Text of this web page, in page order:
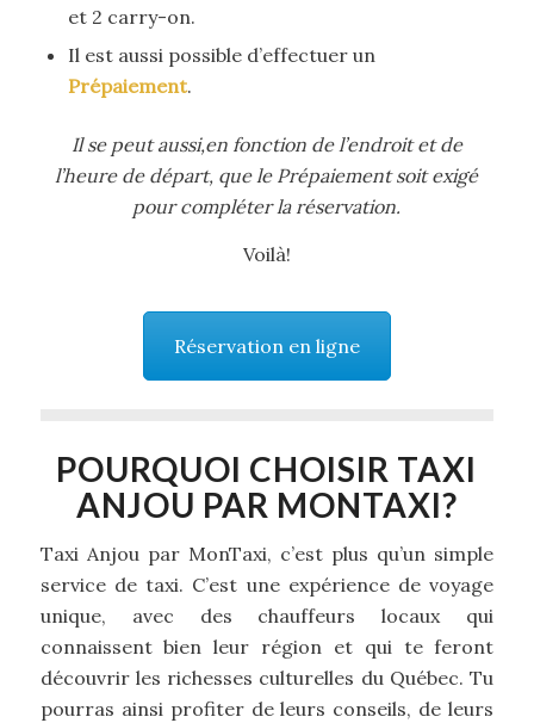
et 2 carry-on.
Il est aussi possible d’effectuer un
Prépaiement.
Il se peut aussi,en fonction de l’endroit et de
l’heure de départ, que le Prépaiement soit exigé
pour compléter la réservation.
Voilà!
Réservation en ligne
POURQUOI CHOISIR TAXI
ANJOU PAR MONTAXI?
Taxi Anjou par MonTaxi, c’est plus qu’un simple
service de taxi. C’est une expérience de voyage
unique, avec des chauffeurs locaux qui
connaissent bien leur région et qui te feront
découvrir les richesses culturelles du Québec. Tu
pourras ainsi profiter de leurs conseils, de leurs